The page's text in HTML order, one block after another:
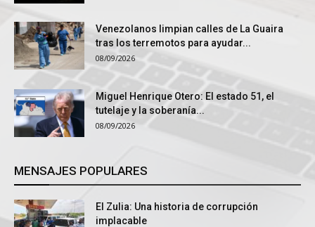
Venezolanos limpian calles de La Guaira
tras los terremotos para ayudar...
08/09/2026
Miguel Henrique Otero: El estado 51, el
tutelaje y la soberanía...
08/09/2026
MENSAJES POPULARES
El Zulia: Una historia de corrupción
implacable